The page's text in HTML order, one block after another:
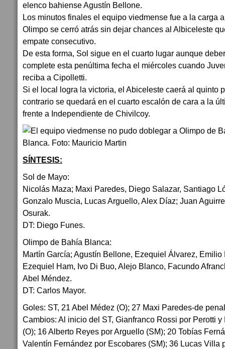
elenco bahiense Agustín Bellone.
Los minutos finales el equipo viedmense fue a la carga
Olimpo se cerró atrás sin dejar chances al Albiceleste
empate consecutivo.
De esta forma, Sol sigue en el cuarto lugar aunque
complete esta penúltima fecha el miércoles cuando
reciba a Cipolletti.
Si el local logra la victoria, el Abiceleste caerá al quinto
contrario se quedará en el cuarto escalón de cara a la
frente a Independiente de Chivilcoy.
SÍNTESIS:
Sol de Mayo:
Nicolás Maza; Maxi Paredes, Diego Salazar, Santiago
Gonzalo Muscia, Lucas Arguello, Alex Díaz; Juan
Osurak.
DT: Diego Funes.
Olimpo de Bahía Blanca:
Martín García; Agustín Bellone, Ezequiel Álvarez, Emilio
Ezequiel Ham, Ivo Di Buo, Alejo Blanco, Facundo
Abel Méndez.
DT: Carlos Mayor.
Goles: ST, 21 Abel Médez (O); 27 Maxi Paredes-de
Cambios: Al inicio del ST, Gianfranco Rossi por Perotti
(O); 16 Alberto Reyes por Arguello (SM); 20 Tobías
Valentín Fernández por Escobares (SM); 36 Lucas Villa